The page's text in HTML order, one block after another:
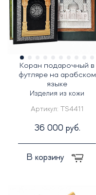
Коран подарочный в
футляре на арабском
языке
Изделия из кожи
Артикул: TS4411
36 000 руб.
В корзину